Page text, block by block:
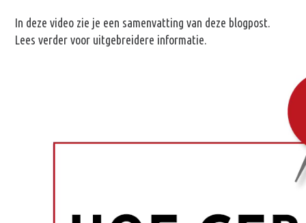
In deze video zie je een samenvatting van deze blogpost.
Lees verder voor uitgebreidere informatie.